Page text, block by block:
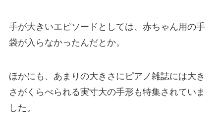
手が大きいエピソードとしては、赤ちゃん用の手
袋が入らなかったんだとか。
ほかにも、あまりの大きさにピアノ雑誌には大き
さがくらべられる実寸大の手形も特集されていま
した。